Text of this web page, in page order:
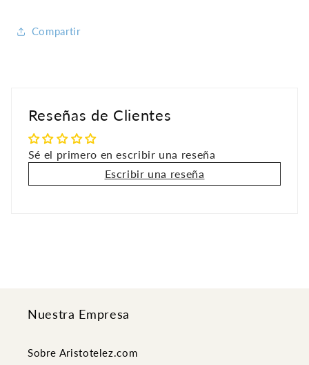
Compartir
Reseñas de Clientes
Sé el primero en escribir una reseña
Escribir una reseña
Nuestra Empresa
Sobre Aristotelez.com